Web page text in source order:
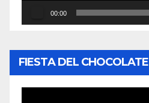
00:00
FIESTA DEL CHOCOLATE